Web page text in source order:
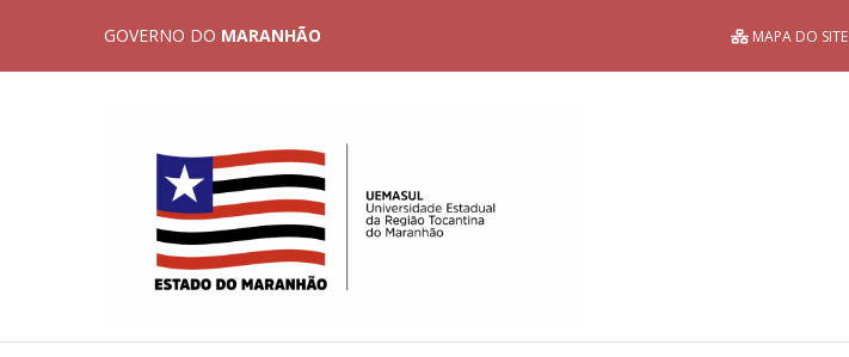
GOVERNO DO MARANHÃO MAPA DO SITE